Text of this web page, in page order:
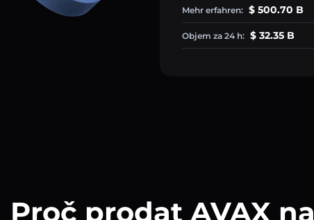
Mehr erfahren: $ 500.70 B
Objem za 24 h: $ 32.35 B
Proč prodat AVAX na